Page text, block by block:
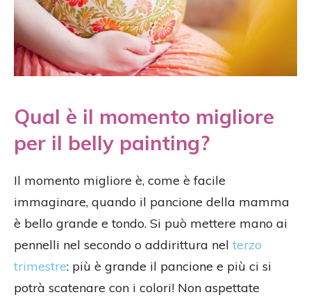
Qual è il momento migliore
per il belly painting?
Il momento migliore è, come è facile
immaginare, quando il pancione della mamma
è bello grande e tondo. Si può mettere mano ai
pennelli nel secondo o addirittura nel terzo
trimestre: più è grande il pancione e più ci si
potrà scatenare con i colori! Non aspettate